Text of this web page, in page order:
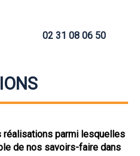
02 31 08 06 50
réalisations parmi lesquelles
de nos savoirs-faire dans